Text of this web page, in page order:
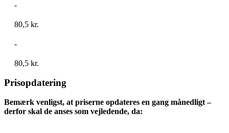
-
80,5 kr.
-
80,5 kr.
Prisopdatering
Bemærk venligst, at priserne opdateres en gang månedligt –
derfor skal de anses som vejledende, da: